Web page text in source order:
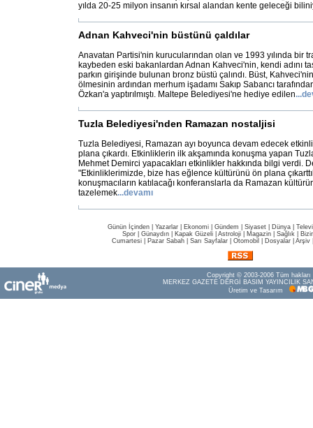
yılda 20-25 milyon insanın kırsal alandan kente geleceği
Adnan Kahveci'nin büstünü çaldılar
Anavatan Partisi'nin kurucularından olan ve 1993 yılında bir
kaybeden eski bakanlardan Adnan Kahveci'nin, kendi adını
parkın girişinde bulunan bronz büstü çalındı. Büst,
ölmesinin ardından merhum işadamı Sakıp Sabancı
Özkan'a yaptırılmıştı. Maltepe Belediyesi'ne hediye edilen...
Tuzla Belediyesi'nden Ramazan nostaljisi
Tuzla Belediyesi, Ramazan ayı boyunca devam edecek
plana çıkardı. Etkinliklerin ilk akşamında konuşma yapan
Mehmet Demirci yapacakları etkinlikler hakkında bilgi verdi.
"Etkinliklerimizde, bize has eğlence kültürünü ön plana
konuşmacıların katılacağı konferanslarla da Ramazan
tazelemek...devamı
Günün İçinden Yazarlar Ekonomi Gündem Siyaset Dünya |
Spor
Günaydın Kapak Güzeli Astroloji Magazin Sağlık
Cumartesi
Pazar Sabah Sarı Sayfalar Otomobil Dosyalar Arşiv
Copyright © 2003-2006 Tüm hakları
MERKEZ GAZETE DERGİ BASIM YAYINCILIK
Üretim ve Tasarım